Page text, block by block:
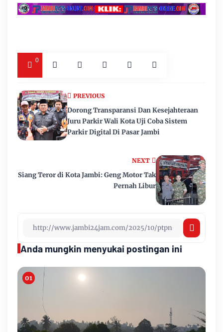
0
NEXT
Siang Teror di Kota Jambi: Geng Motor Tak
Pernah Libur
PREVIOUS
Dorong Transparansi Dan Kesejahteraan
Juru Parkir Wali Kota Uji Coba Sistem
Parkir Digital Di Pasar Jambi
Anda mungkin menyukai postingan ini